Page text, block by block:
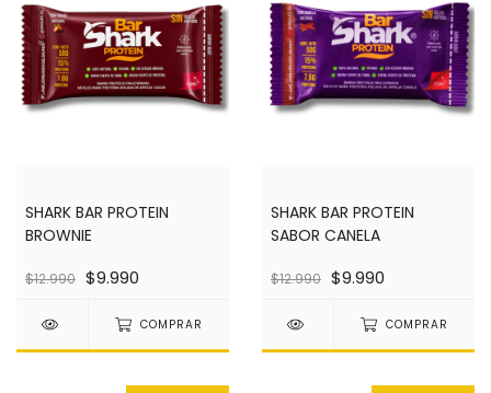
SHARK BAR PROTEIN
BROWNIE
$12.990 $9.990
COMPRAR
SHARK BAR PROTEIN
SABOR CANELA
$12.990 $9.990
COMPRAR